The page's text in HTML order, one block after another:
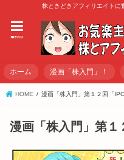
株ときどきアフィリエイト
menu
ホーム 漫画「株入門」！
HOME 漫画「株入門」第１２回「
漫画「株入門」第１